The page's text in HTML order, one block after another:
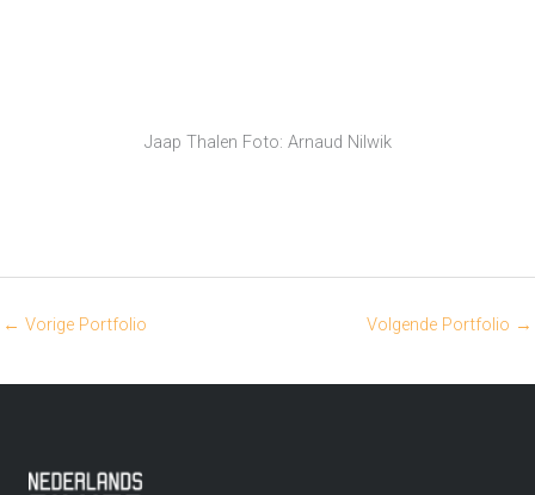
Jaap Thalen Foto: Arnaud Nilwik
← Vorige Portfolio Volgende Portfolio →